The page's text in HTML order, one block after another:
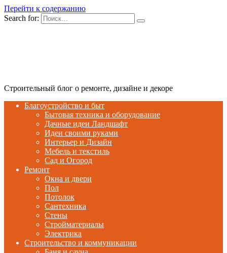
Перейти к содержанию
Search for:
Строительный блог о ремонте, дизайне и декоре
Благоустройство и быт
Бытовая техника и оборудование
Дачные идеи Ландшафт
Идеи своими руками
Интерьер и Дизайн
Мебель и текстиль
Сад и Огород
Ремонт
Окна и двери
Пол
Потолок
Сантехника
Стены
Стройматериалы
Электрика
Строительство и коммуникации